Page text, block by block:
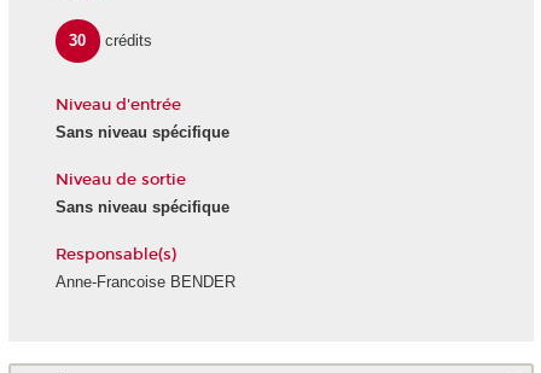
30 crédits
Niveau d'entrée
Sans niveau spécifique
Niveau de sortie
Sans niveau spécifique
Responsable(s)
Anne-Francoise BENDER